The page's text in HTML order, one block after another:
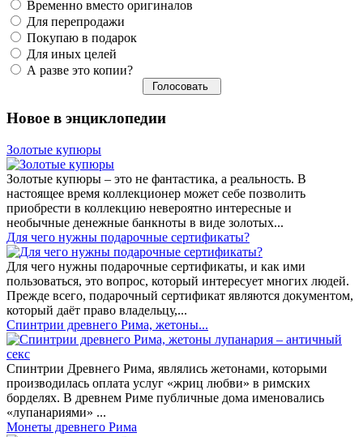
Временно вместо оригиналов
Для перепродажи
Покупаю в подарок
Для иных целей
А разве это копии?
Новое в энциклопедии
Золотые купюры
Золотые купюры – это не фантастика, а реальность. В
настоящее время коллекционер может себе позволить
приобрести в коллекцию невероятно интересные и
необычные денежные банкноты в виде золотых...
​Для чего нужны подарочные сертификаты?
Для чего нужны подарочные сертификаты, и как ими
пользоваться, это вопрос, который интересует многих людей.
Прежде всего, подарочный сертификат являются документом,
который даёт право владельцу,...
Спинтрии древнего Рима, жетоны...
Спинтрии Древнего Рима, являлись жетонами, которыми
производилась оплата услуг «жриц любви» в римских
борделях. В древнем Риме публичные дома именовались
«лупанариями» ...
Монеты древнего Рима